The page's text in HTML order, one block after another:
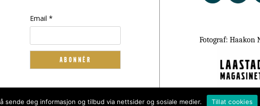
Email *
Fotograf: Haakon
sende deg informasjon og tilbud via nettsider og sosiale medier. Tillat cookies